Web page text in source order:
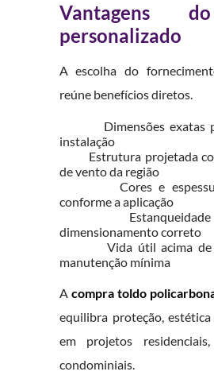
Vantagens
personalizado
A escolha do
reúne benefícios diretos.
Dimensões exatas
instalação
Estrutura projetada
de vento da região
Cores e
conforme a aplicação
Estanqueidade
dimensionamento correto
Vida útil acima de
manutenção mínima
A compra toldo
equilibra proteção,
em projetos
condominiais.